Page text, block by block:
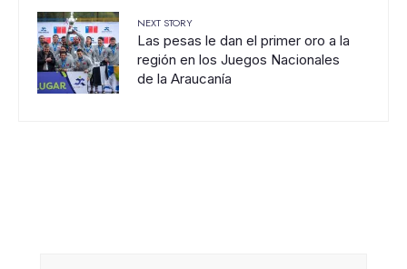
NEXT STORY
Las pesas le dan el primer oro a la
región en los Juegos Nacionales
de la Araucanía